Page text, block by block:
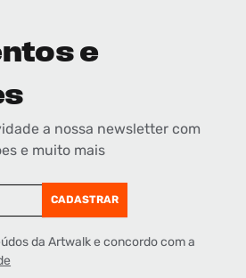
e
a nossa newsletter com
e muito mais
CADASTRAR
da Artwalk e concordo com a